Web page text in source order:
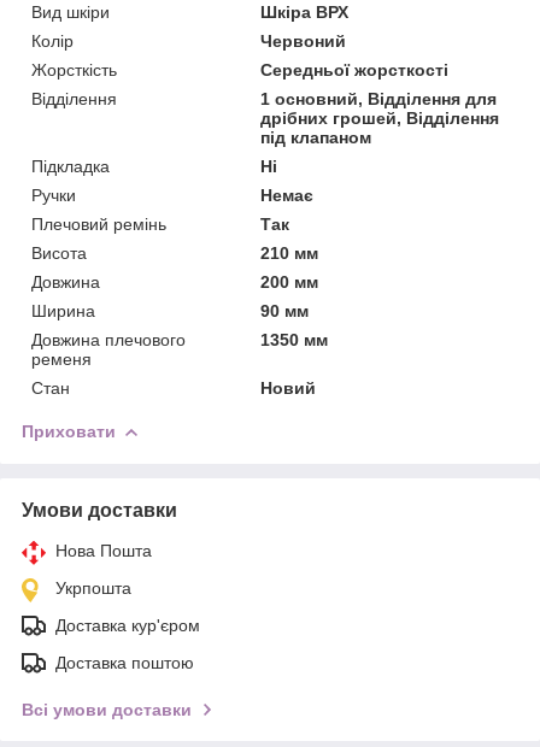
Вид шкіри
Шкіра ВРХ
Колір
Червоний
Жорсткість
Середньої жорсткості
Відділення
1 основний, Відділення для
дрібних грошей, Відділення
під клапаном
Підкладка
Ні
Ручки
Немає
Плечовий ремінь
Так
Висота
210 мм
Довжина
200 мм
Ширина
90 мм
Довжина плечового
ременя
1350 мм
Стан Новий
Приховати
Умови доставки
Нова Пошта
Укрпошта
Доставка кур'єром
Доставка поштою
Всі умови доставки